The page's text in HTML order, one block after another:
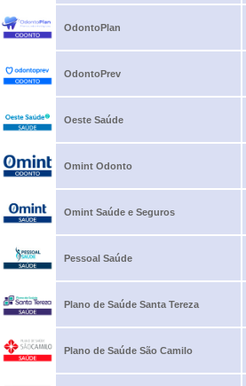
OdontoPlan
OdontoPrev
Oeste Saúde
Omint Odonto
Omint Saúde e Seguros
Pessoal Saúde
Plano de Saúde Santa Tereza
Plano de Saúde São Camilo